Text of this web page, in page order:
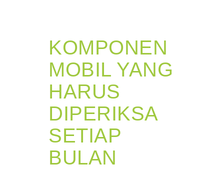
KOMPONEN
MOBIL YANG
HARUS
DIPERIKSA
SETIAP
BULAN